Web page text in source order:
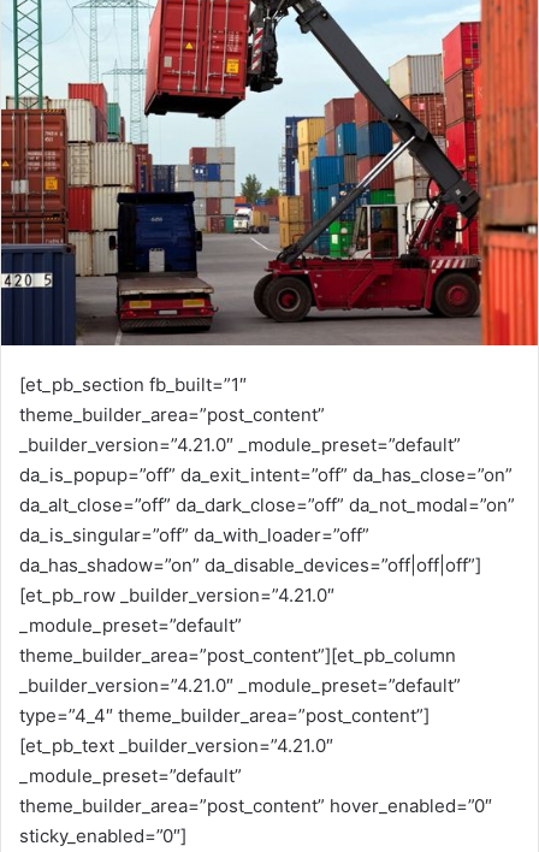
a
n
e
i
l
[et_pb_section fb_built=”1″
theme_builder_area=”post_content”
_builder_version=”4.21.0″ _module_preset=”default”
da_is_popup=”off” da_exit_intent=”off” da_has_close=”on”
da_alt_close=”off” da_dark_close=”off” da_not_modal=”on”
da_is_singular=”off” da_with_loader=”off”
da_has_shadow=”on” da_disable_devices=”off|off|off”]
[et_pb_row _builder_version=”4.21.0″
_module_preset=”default”
theme_builder_area=”post_content”][et_pb_column
_builder_version=”4.21.0″ _module_preset=”default”
type=”4_4″ theme_builder_area=”post_content”]
[et_pb_text _builder_version=”4.21.0″
_module_preset=”default”
theme_builder_area=”post_content” hover_enabled=”0″
sticky_enabled=”0″]